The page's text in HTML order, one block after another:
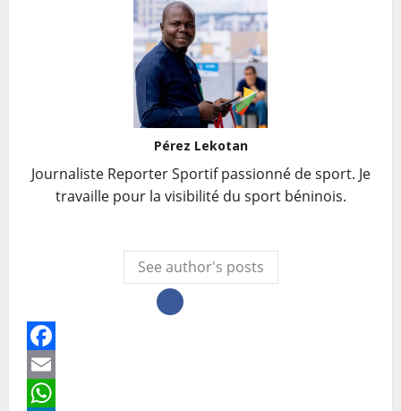
Pérez Lekotan
Journaliste Reporter Sportif passionné de sport. Je
travaille pour la visibilité du sport béninois.
See author's posts
Facebook
Email